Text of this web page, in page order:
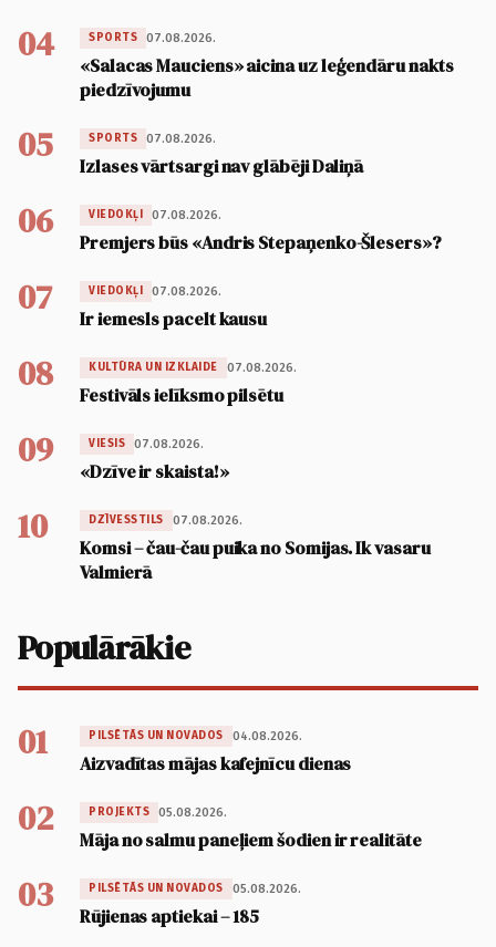
04 SPORTS 07.08.2026.
«Salacas Mauciens» aicina uz leģendāru nakts
piedzīvojumu
05 SPORTS 07.08.2026.
Izlases vārtsargi nav glābēji Daliņā
06 VIEDOKĻI 07.08.2026.
Premjers būs «Andris Stepaņenko-Šlesers»?
07 VIEDOKĻI 07.08.2026.
Ir iemesls pacelt kausu
08 KULTŪRA UN IZKLAIDE 07.08.2026.
Festivāls ielīksmo pilsētu
09 VIESIS 07.08.2026.
«Dzīve ir skaista!»
10 DZĪVESSTILS 07.08.2026.
Komsi – čau-čau puika no Somijas. Ik vasaru
Valmierā
Populārākie
01 PILSĒTĀS UN NOVADOS 04.08.2026.
Aizvadītas mājas kafejnīcu dienas
02 PROJEKTS 05.08.2026.
Māja no salmu paneļiem šodien ir realitāte
03 PILSĒTĀS UN NOVADOS 05.08.2026.
Rūjienas aptiekai – 185